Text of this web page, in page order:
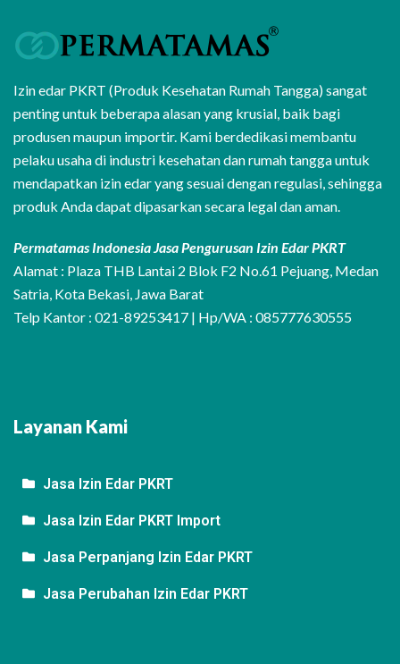
Izin edar PKRT (Produk Kesehatan Rumah Tangga) sangat
penting untuk beberapa alasan yang krusial, baik bagi
produsen maupun importir. Kami berdedikasi membantu
pelaku usaha di industri kesehatan dan rumah tangga untuk
mendapatkan izin edar yang sesuai dengan regulasi, sehingga
produk Anda dapat dipasarkan secara legal dan aman.
Permatamas Indonesia Jasa Pengurusan Izin Edar PKRT
Alamat : Plaza THB Lantai 2 Blok F2 No.61 Pejuang, Medan
Satria, Kota Bekasi, Jawa Barat
Telp Kantor : 021-89253417 | Hp/WA : 085777630555
Layanan Kami
Jasa Izin Edar PKRT
Jasa Izin Edar PKRT Import
Jasa Perpanjang Izin Edar PKRT
Jasa Perubahan Izin Edar PKRT